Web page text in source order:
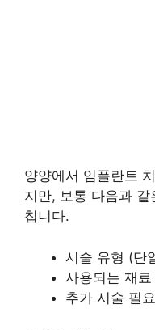
양양에서 임플란트
지만, 보통 다음과
칩니다.
시술 유형 (단
사용되는 재
추가 시술 필